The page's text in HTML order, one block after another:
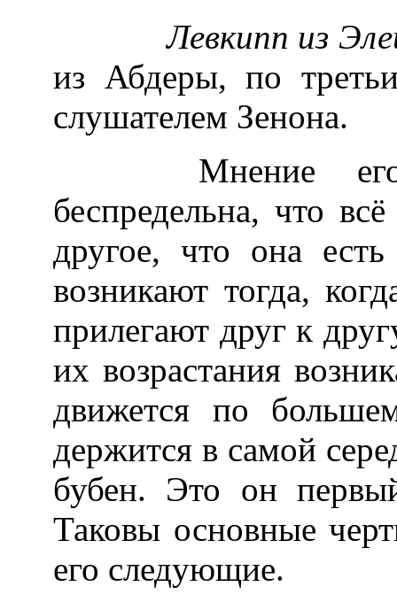
Левкипп из
из Абдеры, по
слушателем Зенона.
Мнение его
беспредельна, что
другое, что она
возникают тогда,
прилегают друг к
их возрастания
движется по
держится в самой
бубен. Это он
Таковы основные
его следующие.